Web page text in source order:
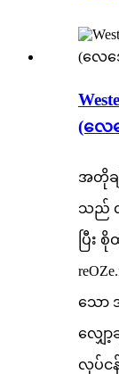
(လေ
အတိုခ
သည် လု
ပြီး
သော
လျှေ
လုပ်ငန်